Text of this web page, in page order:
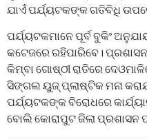
ଯାଏଁ ପର୍ଯ୍ୟଟକଙ୍କ ଗତିବିଧି
ପର୍ଯ୍ୟଟକମାନେ ପୂର୍ବ ବୁକିଂ
କଟେଜରେ ରହିପାରିବେ।
କିମ୍ବା ଗୋଷ୍ଠୀ ରାତିରେ
ସିଙ୍ଗଲ ୟୁଜ୍‌‌ ପ୍ଲାଷ୍ଟିକ ମନା
ପର୍ଯ୍ୟଟକଙ୍କ ବିରୋଧରେ
ବୋଲି କୋରାପୁଟ ଜିଲା ପ୍ରଶାସନ